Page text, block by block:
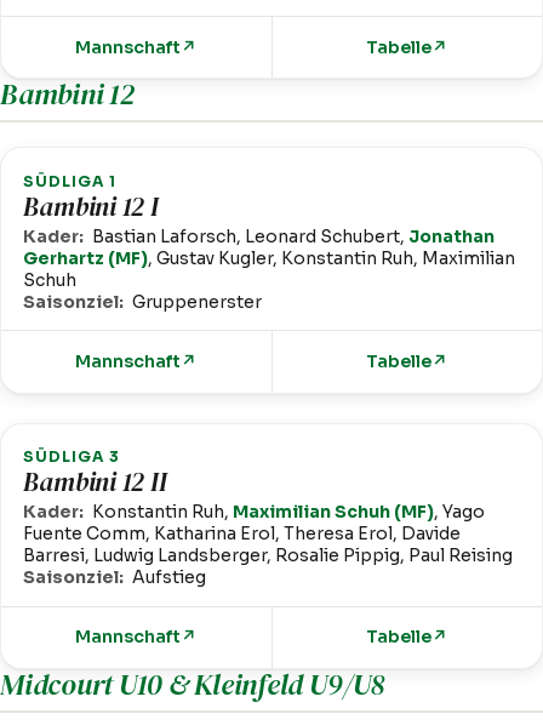
Mannschaft ↗ Tabelle↗
Bambini 12
SÜDLIGA 1
Bambini 12 I
Kader: Bastian Laforsch, Leonard Schubert, Jonathan
Gerhartz (MF), Gustav Kugler, Konstantin Ruh, Maximilian
Schuh
Saisonziel: Gruppenerster
Mannschaft ↗ Tabelle↗
SÜDLIGA 3
Bambini 12 II
Kader: Konstantin Ruh, Maximilian Schuh (MF), Yago
Fuente Comm, Katharina Erol, Theresa Erol, Davide
Barresi, Ludwig Landsberger, Rosalie Pippig, Paul Reising
Saisonziel: Aufstieg
Mannschaft ↗ Tabelle↗
Midcourt U10 & Kleinfeld U9/U8